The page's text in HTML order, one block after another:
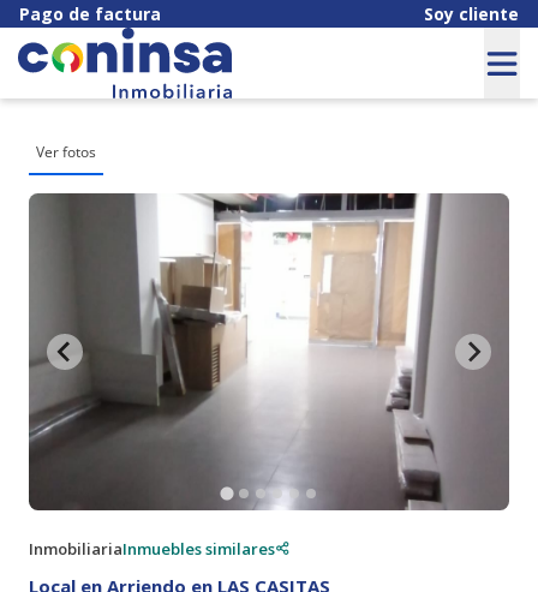
Pago de factura Soy cliente
Ver fotos
InmobiliariaInmuebles similares
Local en Arriendo en LAS CASITAS